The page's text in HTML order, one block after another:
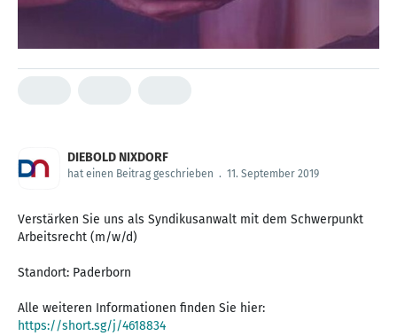
DIEBOLD NIXDORF
hat einen Beitrag geschrieben . 11. September 2019
Verstärken Sie uns als Syndikusanwalt mit dem Schwerpunkt
Arbeitsrecht (m/w/d)
Standort: Paderborn
Alle weiteren Informationen finden Sie hier:
https://short.sg/j/4618834